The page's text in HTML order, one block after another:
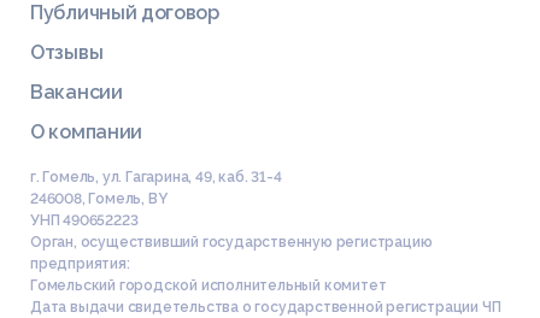
Публичный договор
Отзывы
Вакансии
О компании
г. Гомель, ул. Гагарина, 49, каб. 31-4
246008, Гомель, BY
УНП 490652223
Орган, осуществивший государственную регистрацию
предприятия:
Гомельский городской исполнительный комитет
Дата выдачи свидетельства о государственной регистрации ЧП